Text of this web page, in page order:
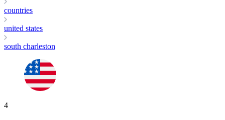
countries
united states
south charleston
4